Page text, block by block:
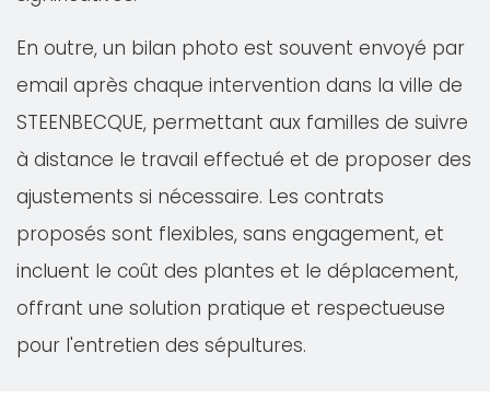
En outre, un bilan photo est souvent envoyé par
email après chaque intervention dans la ville de
STEENBECQUE, permettant aux familles de suivre
à distance le travail effectué et de proposer des
ajustements si nécessaire. Les contrats
proposés sont flexibles, sans engagement, et
incluent le coût des plantes et le déplacement,
offrant une solution pratique et respectueuse
pour l'entretien des sépultures.